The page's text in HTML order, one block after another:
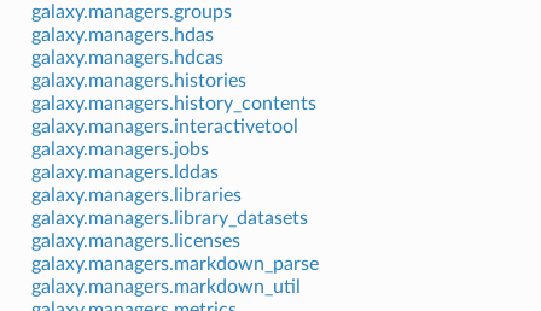
galaxy.managers.groups
galaxy.managers.hdas
galaxy.managers.hdcas
galaxy.managers.histories
galaxy.managers.history_contents
galaxy.managers.interactivetool
galaxy.managers.jobs
galaxy.managers.lddas
galaxy.managers.libraries
galaxy.managers.library_datasets
galaxy.managers.licenses
galaxy.managers.markdown_parse
galaxy.managers.markdown_util